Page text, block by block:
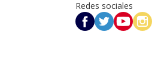
Redes sociales